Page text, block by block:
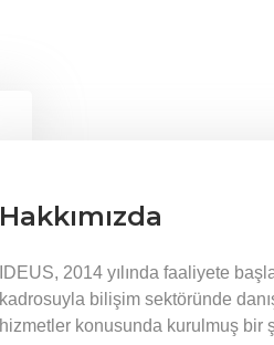
Hakkımızda
IDEUS, 2014 yılında faaliyete
kadrosuyla bilişim sektöründe
hizmetler konusunda kurulmuş bir